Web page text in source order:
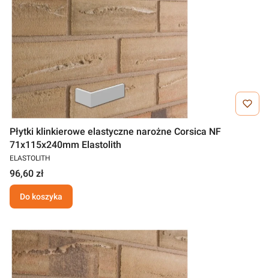
Płytki klinkierowe elastyczne narożne Corsica NF
71x115x240mm Elastolith
ELASTOLITH
96,60 zł
Do koszyka